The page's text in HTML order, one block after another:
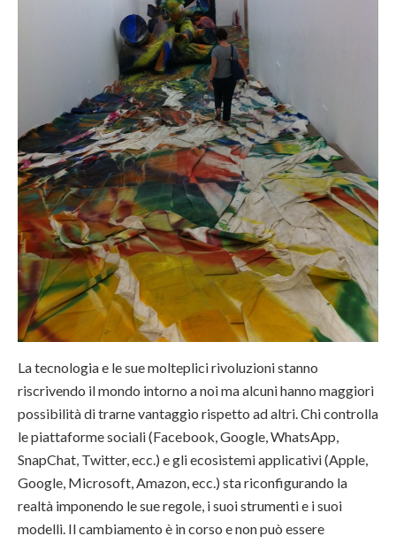
La tecnologia e le sue molteplici rivoluzioni stanno
riscrivendo il mondo intorno a noi ma alcuni hanno maggiori
possibilità di trarne vantaggio rispetto ad altri. Chi controlla
le piattaforme sociali (Facebook, Google, WhatsApp,
SnapChat, Twitter, ecc.) e gli ecosistemi applicativi (Apple,
Google, Microsoft, Amazon, ecc.) sta riconfigurando la
realtà imponendo le sue regole, i suoi strumenti e i suoi
modelli. Il cambiamento è in corso e non può essere